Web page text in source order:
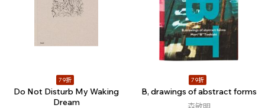
79折
Do Not Disturb My Waking
Dream
79折
B, drawings of abstract forms